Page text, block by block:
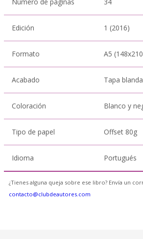
Edición 1 (2016)
Formato A5
Acabado Tapa
Coloración Blanco y
Tipo de papel Offset 80g
Idioma Portugués
¿Tienes alguna queja sobre ese libro? Envía un
contacto@clubdeautores.com